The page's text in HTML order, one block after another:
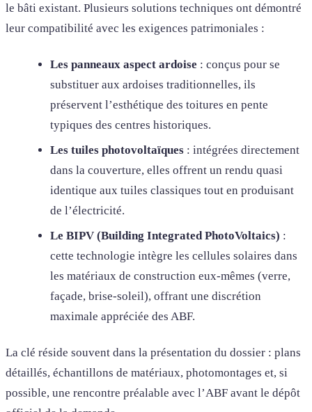
le bâti existant. Plusieurs solutions techniques ont démontré
leur compatibilité avec les exigences patrimoniales :
Les panneaux aspect ardoise : conçus pour se
substituer aux ardoises traditionnelles, ils
préservent l’esthétique des toitures en pente
typiques des centres historiques.
Les tuiles photovoltaïques: intégrées directement
dans la couverture, elles offrent un rendu quasi
identique aux tuiles classiques tout en produisant
de l’électricité.
Le BIPV (Building Integrated PhotoVoltaics) :
cette technologie intègre les cellules solaires dans
les matériaux de construction eux-mêmes (verre,
façade, brise-soleil), offrant une discrétion
maximale appréciée des ABF.
La clé réside souvent dans la présentation du dossier : plans
détaillés, échantillons de matériaux, photomontages et, si
possible, une rencontre préalable avec l’ABF avant le dépôt